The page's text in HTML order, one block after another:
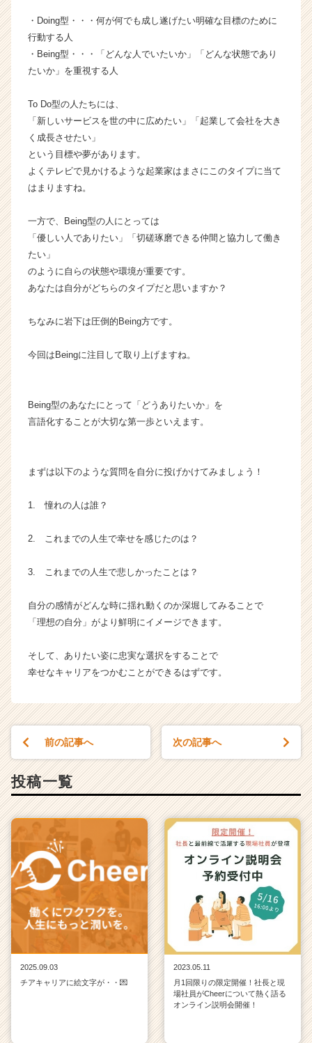
リ
（C
h
r
C
r
e
・Doing型・・・何が何でも成し遂げたい明確な目標のために
行動する人
・Being型・・・「どんな人でいたいか」「どんな状態であり
たいか」を重視する人
To Do型の人たちには、
「新しいサービスを世の中に広めたい」「起業して会社を大き
く成長させたい」
という目標や夢があります。
よくテレビで見かけるような起業家はまさにこのタイプに当て
はまりますね。
一方で、Being型の人にとっては
「優しい人でありたい」「切磋琢磨できる仲間と協力して働き
たい」
のように自らの状態や環境が重要です。
あなたは自分がどちらのタイプだと思いますか？
ちなみに岩下は圧倒的Being方です。
今回はBeingに注目して取り上げますね。
Being型のあなたにとって「どうありたいか」を
言語化することが大切な第一歩といえます。
まずは以下のような質問を自分に投げかけてみましょう！
1. 憧れの人は誰？
2. これまでの人生で幸せを感じたのは？
3. これまでの人生で悲しかったことは？
自分の感情がどんな時に揺れ動くのか深堀してみることで
「理想の自分」がより鮮明にイメージできます。
そして、ありたい姿に忠実な選択をすることで
幸せなキャリアをつかむことができるはずです。
前の記事へ 次の記事へ
投稿一覧
2025.09.03
チアキャリアに絵文字が・・💌
2023.05.11
月1回限りの限定開催！社長と現
場社員がCheerについて熱く語る
オンライン説明会開催！